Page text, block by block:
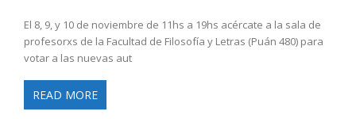
El 8, 9, y 10 de noviembre de 11hs a 19hs acércate a la sala de
profesorxs de la Facultad de Filosofía y Letras (Puán 480) para
votar a las nuevas aut
READ MORE